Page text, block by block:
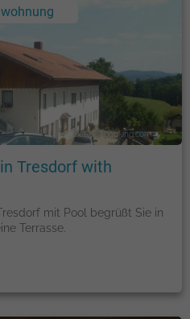
Foto: © booking.com
Tresdorf with
mit Pool begrüßt Sie in
Terrasse.